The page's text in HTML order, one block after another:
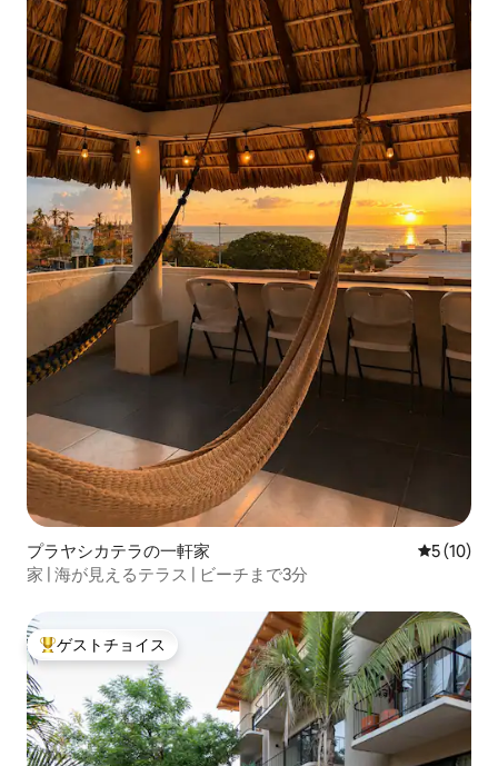
プラヤシカテラの一軒家 レビュー
5 (10)
家 | 海が見えるテラス | ビーチまで3分
大好評のゲストチョイスです。
ゲストチョイス